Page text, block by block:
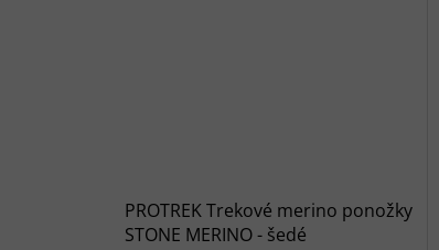
PROTREK Trekové merino ponožky
STONE MERINO - šedé